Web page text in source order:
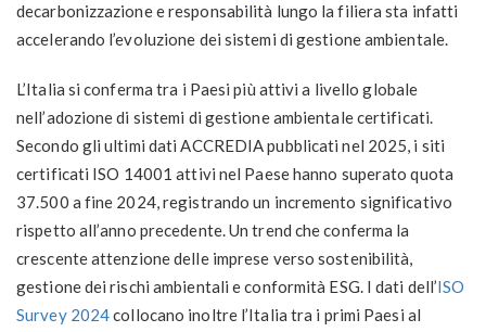
decarbonizzazione e responsabilità lungo la filiera sta infatti
accelerando l’evoluzione dei sistemi di gestione ambientale.
L’Italia si conferma tra i Paesi più attivi a livello globale
nell’adozione di sistemi di gestione ambientale certificati.
Secondo gli ultimi dati ACCREDIA pubblicati nel 2025, i siti
certificati ISO 14001 attivi nel Paese hanno superato quota
37.500 a fine 2024, registrando un incremento significativo
rispetto all’anno precedente. Un trend che conferma la
crescente attenzione delle imprese verso sostenibilità,
gestione dei rischi ambientali e conformità ESG. I dati dell’ISO
Survey 2024collocano inoltre l’Italia tra i primi Paesi al